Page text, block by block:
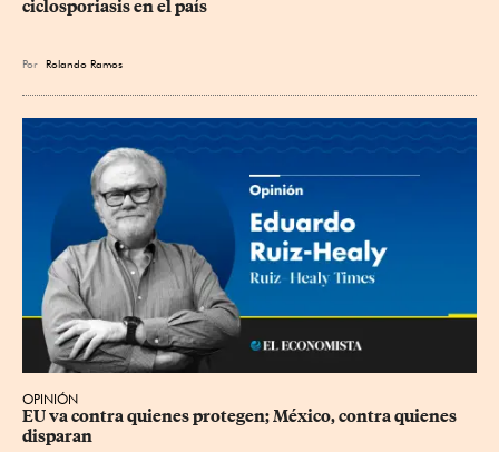
ciclosporiasis en el país
Por Rolando Ramos
OPINIÓN
EU va contra quienes protegen; México, contra quienes
disparan